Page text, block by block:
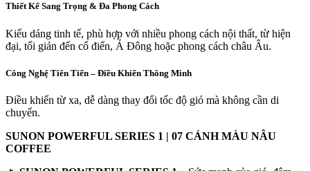
Thiết Kế Sang Trọng & Đa Phong Cách
Kiểu dáng tinh tế, phù hợp với nhiều phong cách nội thất, từ hiện
đại, tối giản đến cổ điển, Á Đông hoặc phong cách châu Âu.
Công Nghệ Tiên Tiến – Điều Khiển Thông Minh
Điều khiển từ xa, dễ dàng thay đổi tốc độ gió mà không cần di
chuyển.
SUNON POWERFUL SERIES 1 | 07 CÁNH MÀU NÂU
COFFEE